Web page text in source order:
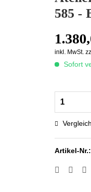
585 -
inkl. MwSt.
Sofort
Artikel-Nr.: